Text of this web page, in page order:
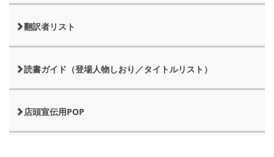
翻訳者リスト
読書ガイド（登場人物しおり／タイトルリスト）
店頭宣伝用POP